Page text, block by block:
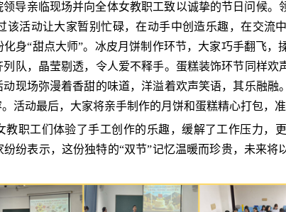
导亲临现场并向全体女教职工致以诚挚的节日问候。
该活动让大家暂别忙碌，在动手中创造乐趣，在交流
化身“甜点大师”。冰皮月饼制作环节，大家巧手翻飞
队，晶莹剔透，令人爱不释手。蛋糕装饰环节同样欢
现场弥漫着香甜的味道，洋溢着欢声笑语，其乐融融
活动最后，大家将亲手制作的月饼和蛋糕精心打包，
教职工们体验了手工创作的乐趣，缓解了工作压力，
纷表示，这份独特的“双节”记忆温暖而珍贵，未来